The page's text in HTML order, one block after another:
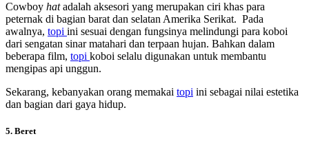
Cowboy hatadalah aksesori yang merupakan ciri khas para
peternak di bagian barat dan selatan Amerika Serikat. Pada
awalnya, topi ini sesuai dengan fungsinya melindungi para koboi
dari sengatan sinar matahari dan terpaan hujan. Bahkan dalam
beberapa film, topi koboi selalu digunakan untuk membantu
mengipas api unggun.
Sekarang, kebanyakan orang memakai topi ini sebagai nilai estetika
dan bagian dari gaya hidup.
5. Beret